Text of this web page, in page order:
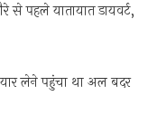
से पहले यातायात डायवर्ट,
लेने पहुंचा था अल बदर